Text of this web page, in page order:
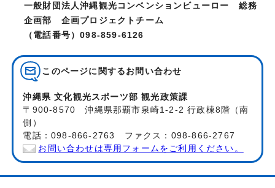
一般財団法人沖縄観光コンベンションビューロー 総務
企画部 企画プロジェクトチーム
（電話番号）098-859-6126
このページに関する お問い合わせ
沖縄県 文化観光スポーツ部 観光政策課
〒900-8570 沖縄県那覇市泉崎1-2-2 行政棟8階（南
側）
電話：098-866-2763 ファクス：098-866-2767
お問い合わせは専用フォームをご利用ください。